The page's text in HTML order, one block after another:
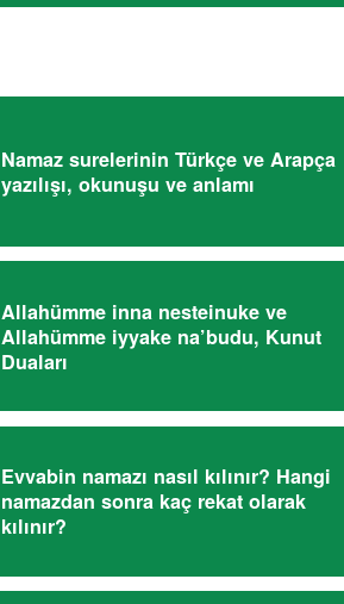
Namaz surelerinin Türkçe ve Arapça
yazılışı, okunuşu ve anlamı
Allahümme inna nesteinuke ve
Allahümme iyyake na’budu, Kunut
Duaları
Evvabin namazı nasıl kılınır? Hangi
namazdan sonra kaç rekat olarak
kılınır?